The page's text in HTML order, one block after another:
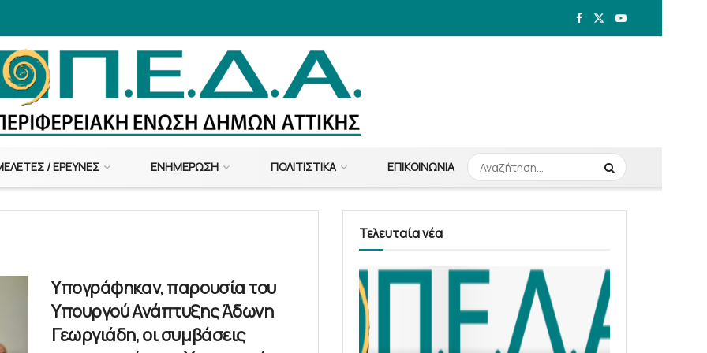
/ ΈΡΕΥΝΕΣ ΕΝΗΜΈΡΩΣΗ ΠΟΛΙΤΙΣΤΙΚΆ ΕΠΙΚΟΙΝΩΝΊΑ
Υπογράφηκαν, παρουσία του
Υπουργού Ανάπτυξης Άδωνη
Γεωργιάδη, οι συμβάσεις
Τελευταία νέα